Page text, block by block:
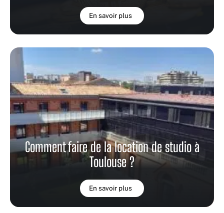
En savoir plus
Comment faire de la location de studio à
Toulouse ?
En savoir plus